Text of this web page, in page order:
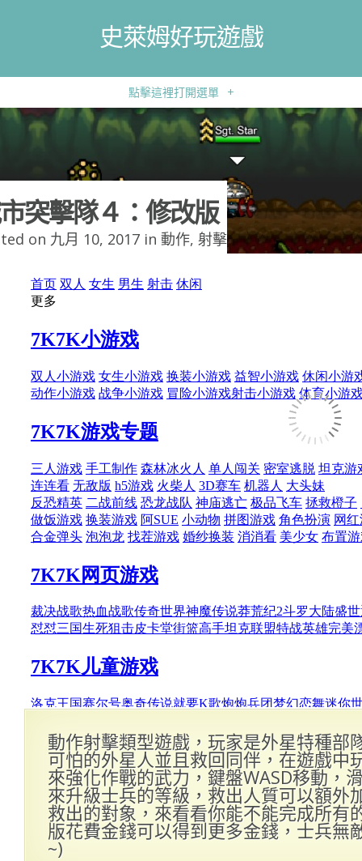
史萊姆好玩遊戲
點擊這裡打開選單 +
突擊隊４：修改版
on 九月 10, 2017 in 動作, 射擊
動作射擊類型遊戲，玩家是外星特種部
可怕的外星人並且救回同伴，在遊戲中
來強化作戰的武力，鍵盤WASD移動，
來升級士兵的等級，救出人質可以額外
救出的對象，來看看你能不能完成所有
版花費金錢可以得到更多金錢，士兵無
~)